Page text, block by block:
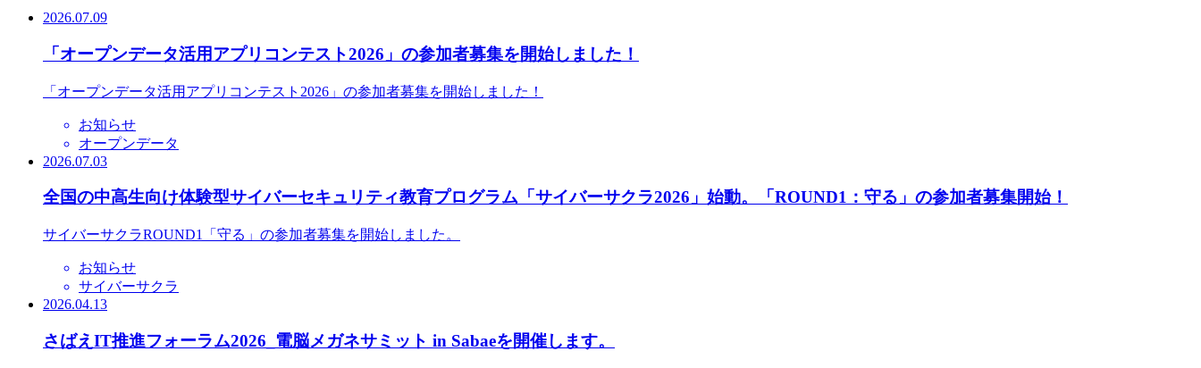
2026.07.09
「オープンデータ活用アプリコンテスト2026」の参加者募集を開始しました！
「オープンデータ活用アプリコンテスト2026」の参加者募集を開始しました！
お知らせ
オープンデータ
2026.07.03
全国の中高生向け体験型サイバーセキュリティ教育プログラム「サイバーサクラ2026」始動。「ROUND1：守る」の参加者募集開始！
サイバーサクラROUND1「守る」の参加者募集を開始しました。
お知らせ
サイバーサクラ
2026.04.13
さばえIT推進フォーラム2026_電脳メガネサミット in Sabaeを開催します。